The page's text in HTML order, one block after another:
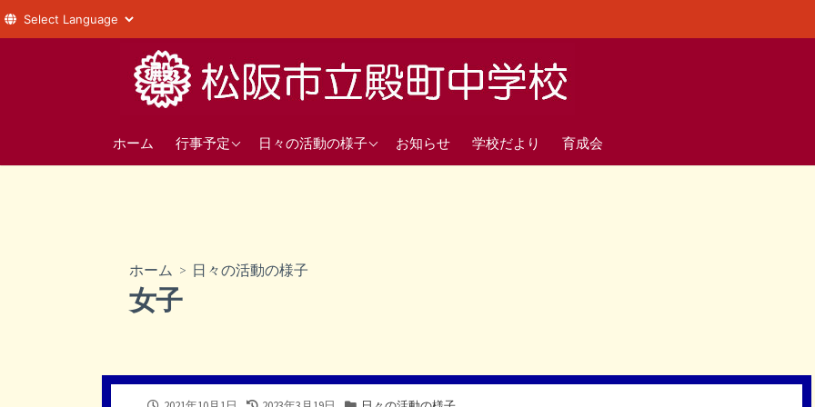
へ
ホーム 行事予定
年間の行事予定日々の活動の様子
1年
生徒会
お知らせ 学校だより 育成会
ホーム > 日々の活動の様子
女子
公
最
カ